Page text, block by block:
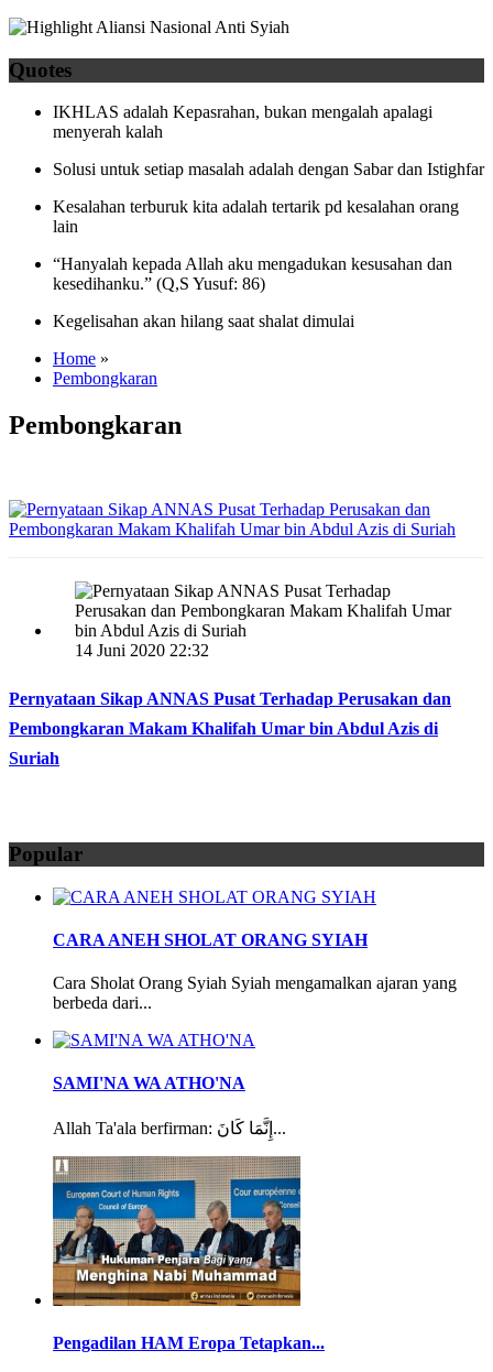
Quotes
IKHLAS adalah Kepasrahan, bukan mengalah apalagi
menyerah kalah
Solusi untuk setiap masalah adalah dengan Sabar dan Istighfar
Kesalahan terburuk kita adalah tertarik pd kesalahan orang
lain
“Hanyalah kepada Allah aku mengadukan kesusahan dan
kesedihanku.” (Q,S Yusuf: 86)
Kegelisahan akan hilang saat shalat dimulai
Home »
Pembongkaran
Pembongkaran
14 Juni 2020 22:32
Pernyataan Sikap ANNAS Pusat Terhadap Perusakan dan
Pembongkaran Makam Khalifah Umar bin Abdul Azis di
Suriah
Popular
CARA ANEH SHOLAT ORANG SYIAH
Cara Sholat Orang Syiah Syiah mengamalkan ajaran yang
berbeda dari...
SAMI'NA WA ATHO'NA
Allah Ta'ala berfirman: إِنَّمَا كَانَ...
Pengadilan HAM Eropa Tetapkan...